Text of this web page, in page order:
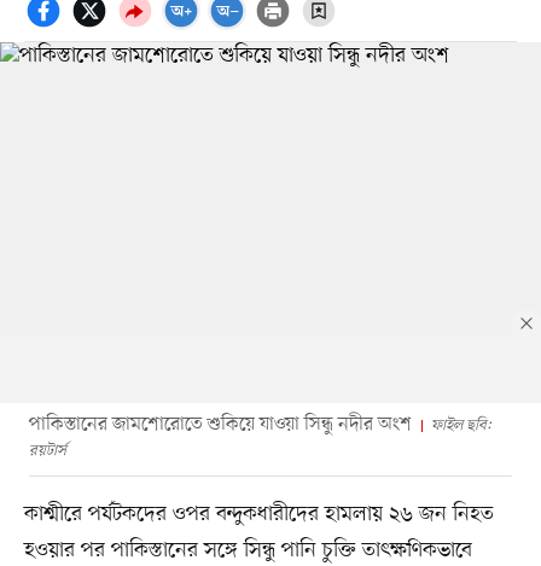
পাকিস্তানের জামশোরোতে শুকিয়ে যাওয়া সিন্ধু নদীর অংশ
ফাইল ছবি:
রয়টার্স
কাশ্মীরে পর্যটকদের ওপর বন্দুকধারীদের হামলায় ২৬ জন নিহত
হওয়ার পর পাকিস্তানের সঙ্গে সিন্ধু পানি চুক্তি তাৎক্ষণিকভাবে